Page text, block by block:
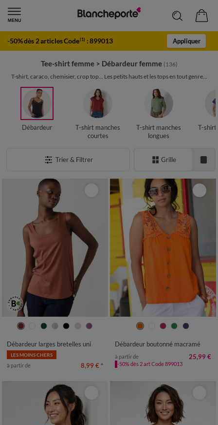
-50% dès 2 articles Code(1) :899013 Appliquer
Tee-shirt femme > Débardeur femme (136)
T-shirt, caraco, chemisier, crop top... Les petits hauts et les tops en tout genre...
Débardeur
T-shirt manches
courtes
T-shirt manches
longues
T-shirt
Trier & Filtrer Grille
34/36 38/40 42/44
46/48
Débardeur larges bretelles uni
LES MOINS CHERS
à partir de 8,99 € *
34/36 38/40 42/44 46/48
Débardeur boutonné macramé
à partir de 25,99 €
-50% dès 2 art Code 899013